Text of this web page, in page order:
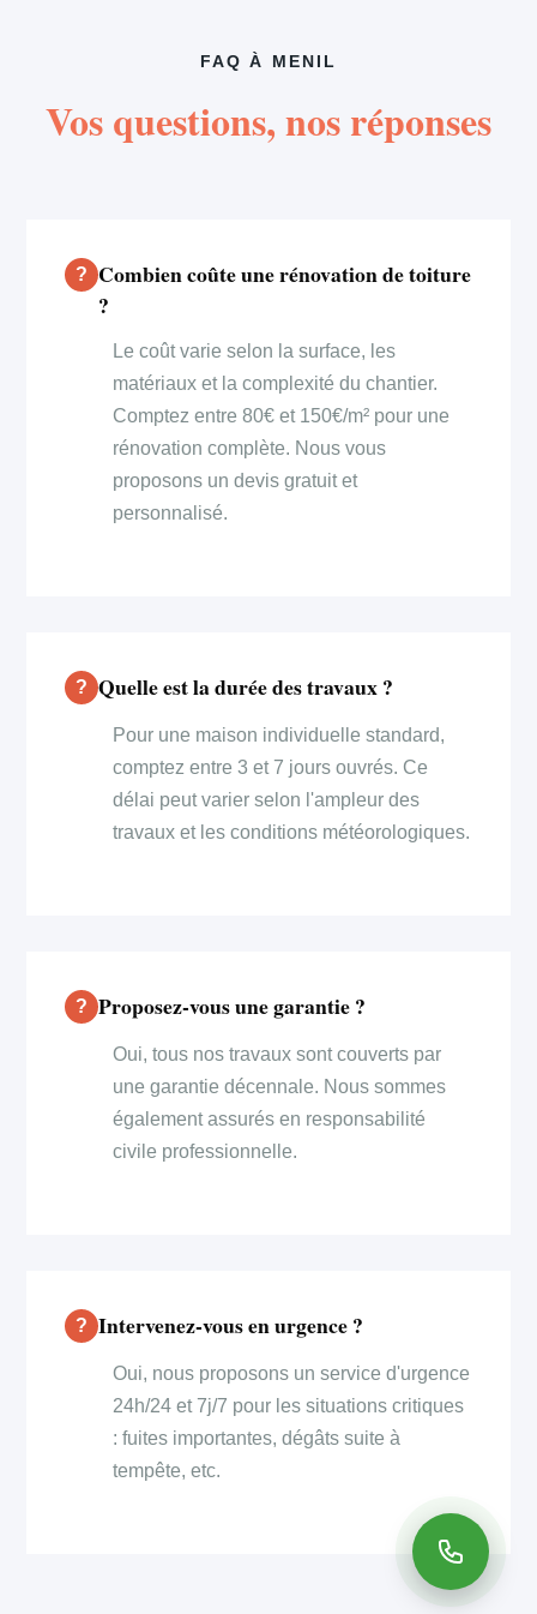
FAQ À MENIL
Vos questions, nos réponses
Combien coûte une rénovation de toiture
?
Le coût varie selon la surface, les
matériaux et la complexité du chantier.
Comptez entre 80€ et 150€/m² pour une
rénovation complète. Nous vous
proposons un devis gratuit et
personnalisé.
Quelle est la durée des travaux ?
Pour une maison individuelle standard,
comptez entre 3 et 7 jours ouvrés. Ce
délai peut varier selon l'ampleur des
travaux et les conditions météorologiques.
Proposez-vous une garantie ?
Oui, tous nos travaux sont couverts par
une garantie décennale. Nous sommes
également assurés en responsabilité
civile professionnelle.
Intervenez-vous en urgence ?
Oui, nous proposons un service d'urgence
24h/24 et 7j/7 pour les situations critiques
: fuites importantes, dégâts suite à
tempête, etc.